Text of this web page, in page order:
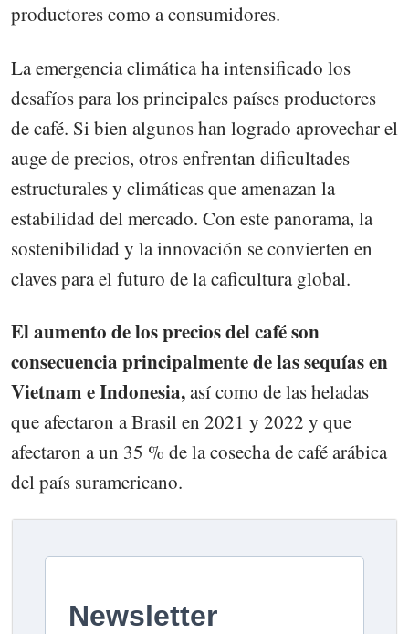
productores como a consumidores.
La emergencia climática ha intensificado los
desafíos para los principales países productores
de café. Si bien algunos han logrado aprovechar el
auge de precios, otros enfrentan dificultades
estructurales y climáticas que amenazan la
estabilidad del mercado. Con este panorama, la
sostenibilidad y la innovación se convierten en
claves para el futuro de la caficultura global.
El aumento de los precios del café son
consecuencia principalmente de las sequías en
Vietnam e Indonesia,así como de las heladas
que afectaron a Brasil en 2021 y 2022 y que
afectaron a un 35 % de la cosecha de café arábica
del país suramericano.